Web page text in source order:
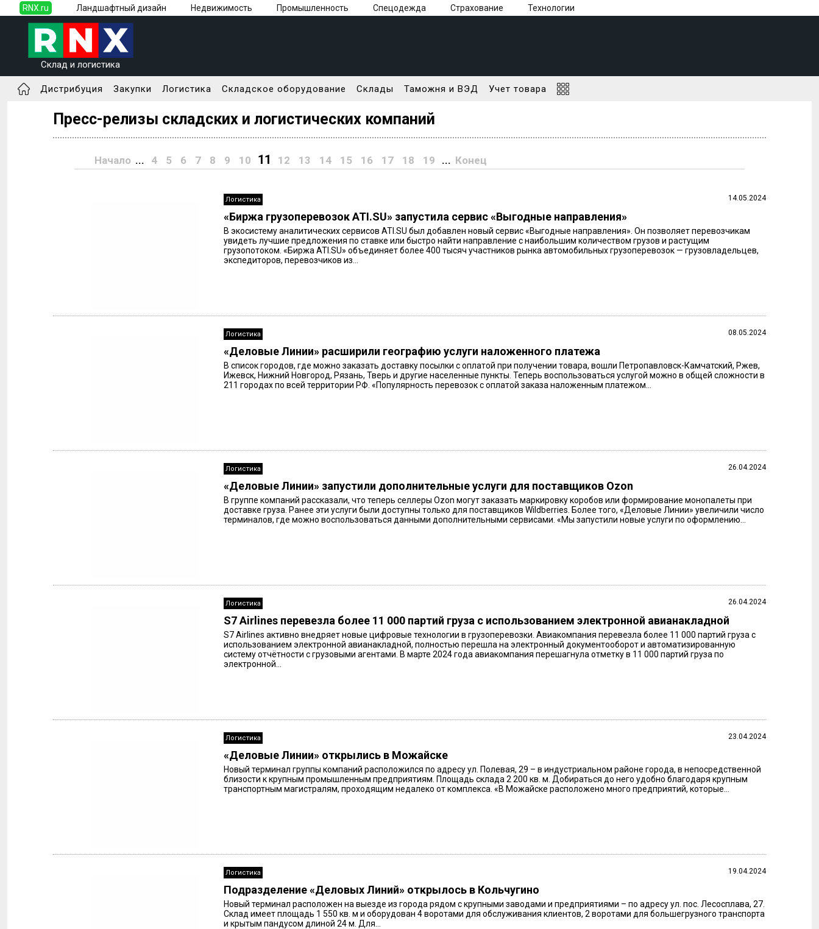
RNX.ru Ландшафтный дизайн Недвижимость Промышленность Спецодежда Страхование Технологии
Склад и логистика
Дистрибуция Закупки Логистика Складское оборудование Склады Таможня и ВЭД Учет товара
Пресс-релизы складских и логистических компаний
Начало ... 4 5 6 7 8 9 10 11 12 13 14 15 16 17 18 19 ... Конец
Логистика
«Биржа грузоперевозок ATI.SU» запустила сервис «Выгодные направления»
14.05.2024
В экосистему аналитических сервисов ATI.SU был добавлен новый сервис «Выгодные направления». Он позволяет перевозчикам
увидеть лучшие предложения по ставке или быстро найти направление с наибольшим количеством грузов и растущим
грузопотоком. «Биржа ATI.SU» объединяет более 400 тысяч участников рынка автомобильных грузоперевозок — грузовладельцев,
экспедиторов, перевозчиков из...
Логистика
«Деловые Линии» расширили географию услуги наложенного платежа
08.05.2024
В список городов, где можно заказать доставку посылки с оплатой при получении товара, вошли Петропавловск-Камчатский, Ржев,
Ижевск, Нижний Новгород, Рязань, Тверь и другие населенные пункты. Теперь воспользоваться услугой можно в общей сложности в
211 городах по всей территории РФ. «Популярность перевозок с оплатой заказа наложенным платежом...
Логистика
«Деловые Линии» запустили дополнительные услуги для поставщиков Ozon
26.04.2024
В группе компаний рассказали, что теперь селлеры Ozon могут заказать маркировку коробов или формирование монопалеты при
доставке груза. Ранее эти услуги были доступны только для поставщиков Wildberries. Более того, «Деловые Линии» увеличили число
терминалов, где можно воспользоваться данными дополнительными сервисами. «Мы запустили новые услуги по оформлению...
Логистика
S7 Airlines перевезла более 11 000 партий груза с использованием электронной авианакладной
26.04.2024
S7 Airlines активно внедряет новые цифровые технологии в грузоперевозки. Авиакомпания перевезла более 11 000 партий груза с
использованием электронной авианакладной, полностью перешла на электронный документооборот и автоматизированную
систему отчётности с грузовыми агентами. В марте 2024 года авиакомпания перешагнула отметку в 11 000 партий груза по
электронной...
Логистика
«Деловые Линии» открылись в Можайске
23.04.2024
Новый терминал группы компаний расположился по адресу ул. Полевая, 29 – в индустриальном районе города, в непосредственной
близости к крупным промышленным предприятиям. Площадь склада 2 200 кв. м. Добираться до него удобно благодаря крупным
транспортным магистралям, проходящим недалеко от комплекса. «В Можайске расположено много предприятий, которые...
Логистика
Подразделение «Деловых Линий» открылось в Кольчугино
19.04.2024
Новый терминал расположен на выезде из города рядом с крупными заводами и предприятиями – по адресу ул. пос. Лесосплава, 27.
Склад имеет площадь 1 550 кв. м и оборудован 4 воротами для обслуживания клиентов, 2 воротами для большегрузного транспорта
и крытым пандусом длиной 24 м. Для...